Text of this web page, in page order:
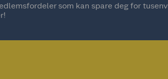
som kan spare deg for